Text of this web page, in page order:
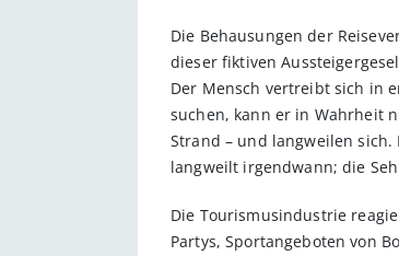
Die Behausungen der
dieser fiktiven
Der Mensch vertreibt sich in
suchen, kann er in Wahrheit
Strand – und langweilen
langweilt irgendwann; die
Die Tourismusindustrie
Partys, Sportangeboten von